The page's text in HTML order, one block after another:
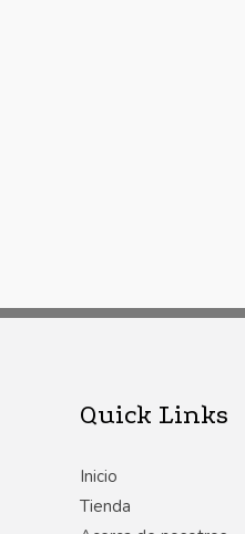
Quick Links
Inicio
Tienda